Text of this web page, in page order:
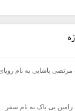
مرتضی پاشایی به نام
رامین بی باک به نام سفر